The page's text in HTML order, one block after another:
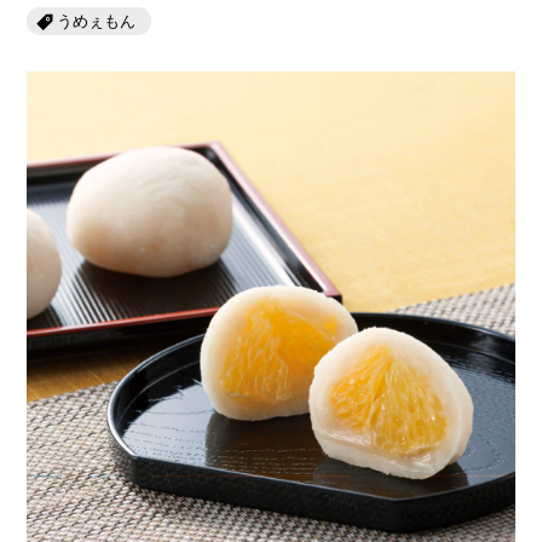
あの駅この駅
おのえきTIMES
せとうちの果実 清涼飲料水
雑貨シリーズ
恋するジャージー 瀬戸田レモン
蒜山ショコラ
蒜山ショコラクッキーズ
せとうちのおいしいシリーズ
生スフレ ふわり～ぬ
マップ・一覧から探す
カテゴリー・タグ・キーワードから探す
第16回 Re： 第15回 未来へつなぐ人
第14回 持続と進化 第13回 せとうちの海を育む山々
第12回 挑戦 第11回 せとうち
第10回 岡山・備後の果物 岡山・備後のうめぇもん
第8回 岡山市 第7回 美作市/西粟倉村/奈義町/勝央町
TRAIN
SAKU美SAKU楽
SETOUCHI TRAIN
La Malle de Bois
地酒列車
スローライフ列車
ABOUT
JR岡山の地域共生
ふるさとおこしプロジェクトとは
活動内容
うめぇもん